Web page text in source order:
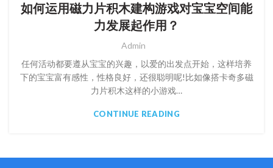
如何运用磁力片积木建构游戏对宝宝空间能
力发展起作用？
Admin
任何活动都要遵从宝宝的兴趣，以爱的出发点开始，这样培养
下的宝宝富有感性，性格良好，还很聪明呢!比如像搭卡奇多磁
力片积木这样的小游戏…
CONTINUE READING